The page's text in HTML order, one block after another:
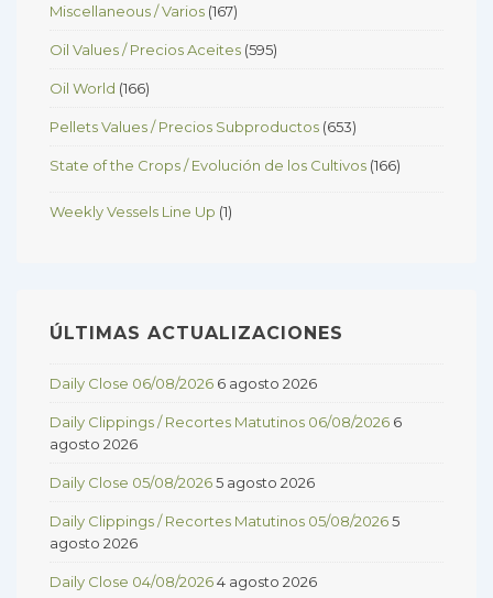
Miscellaneous / Varios (167)
Oil Values / Precios Aceites (595)
Oil World (166)
Pellets Values / Precios Subproductos (653)
State of the Crops / Evolución de los Cultivos (166)
Weekly Vessels Line Up (1)
ÚLTIMAS ACTUALIZACIONES
Daily Close 06/08/2026 6 agosto 2026
Daily Clippings / Recortes Matutinos 06/08/2026 6
agosto 2026
Daily Close 05/08/20265 agosto 2026
Daily Clippings / Recortes Matutinos 05/08/20265
agosto 2026
Daily Close 04/08/20264 agosto 2026